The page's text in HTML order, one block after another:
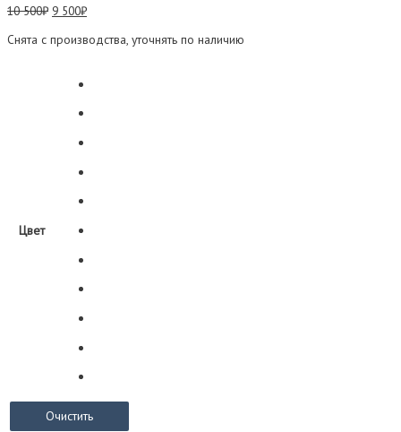
10 500₽ Первоначальная
составляла
9 500₽Текущая
9
Снята с производства, уточнять по наличию
Цвет
Очистить